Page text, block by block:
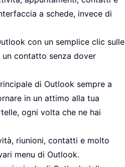
a schede, invece di
con un semplice clic sulle
un contatto senza dover
di Outlook sempre a
in un attimo alla tua
ogni volta che ne hai
riunioni, contatti e molto
menu di Outlook.